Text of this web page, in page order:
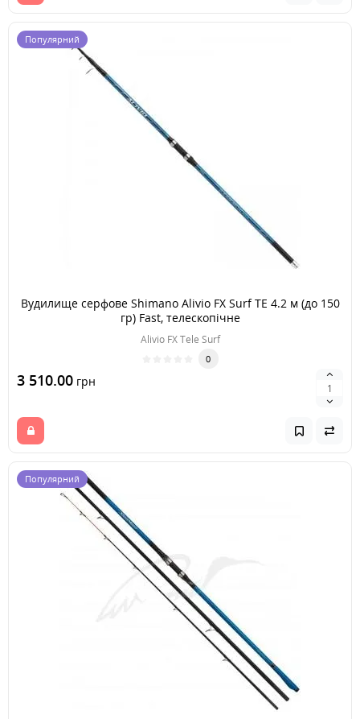
Популярний
Вудилище серфове Shimano Alivio FX Surf TE 4.2 м (до 150
гр) Fast, телескопічне
Alivio FX Tele Surf
0
3 510.00 грн
Популярний